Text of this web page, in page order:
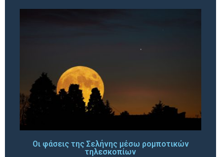
Οι φάσεις της Σελήνης μέσω ρομποτικών
τηλεσκοπίων